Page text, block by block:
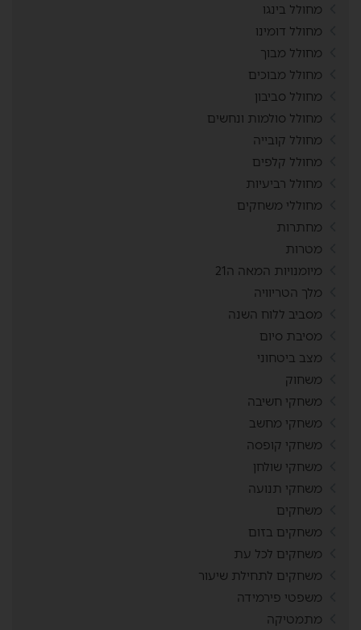
מחולל בינגו
מחולל דומינו
מחולל מבוך
מחולל מבוכים
מחולל סביבון
מחולל סולמות ונחשים
מחולל קובייה
מחולל קלפים
מחולל רביעיות
מחוללי משחקים
מחתרות
מטרות
מיומנויות המאה ה21
מלך הטריוויה
מסביב ללוח השנה
מסיבת סיום
מצב ביטחוני
משחוק
משחקי חשיבה
משחקי מחשב
משחקי קופסה
משחקי שולחן
משחקי תנועה
משחקים
משחקים בזום
משחקים לכל עת
משחקים לתחילת שיעור
משפטי פירמידה
מתמטיקה